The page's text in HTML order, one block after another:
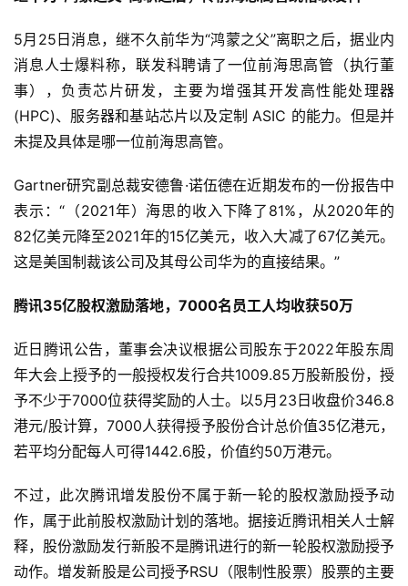
5月25日消息，继不久前华为“鸿蒙之父”离职之后，据业内
消息人士爆料称，联发科聘请了一位前海思高管（执行董
事），负责芯片研发，主要为增强其开发高性能处理器
(HPC)、服务器和基站芯片以及定制 ASIC 的能力。但是并
未提及具体是哪一位前海思高管。
Gartner研究副总裁安德鲁·诺伍德在近期发布的一份报告中
表示：“（2021年）海思的收入下降了81%，从2020年的
82亿美元降至2021年的15亿美元，收入大减了67亿美元。
这是美国制裁该公司及其母公司华为的直接结果。”
腾讯35亿股权激励落地，7000名员工人均收获50万
近日腾讯公告，董事会决议根据公司股东于2022年股东周
年大会上授予的一般授权发行合共1009.85万股新股份，授
予不少于7000位获得奖励的人士。以5月23日收盘价346.8
港元/股计算，7000人获得授予股份合计总价值35亿港元，
若平均分配每人可得1442.6股，价值约50万港元。
不过，此次腾讯增发股份不属于新一轮的股权激励授予动
作，属于此前股权激励计划的落地。据接近腾讯相关人士解
释，股份激励发行新股不是腾讯进行的新一轮股权激励授予
动作。增发新股是公司授予RSU（限制性股票）股票的主要